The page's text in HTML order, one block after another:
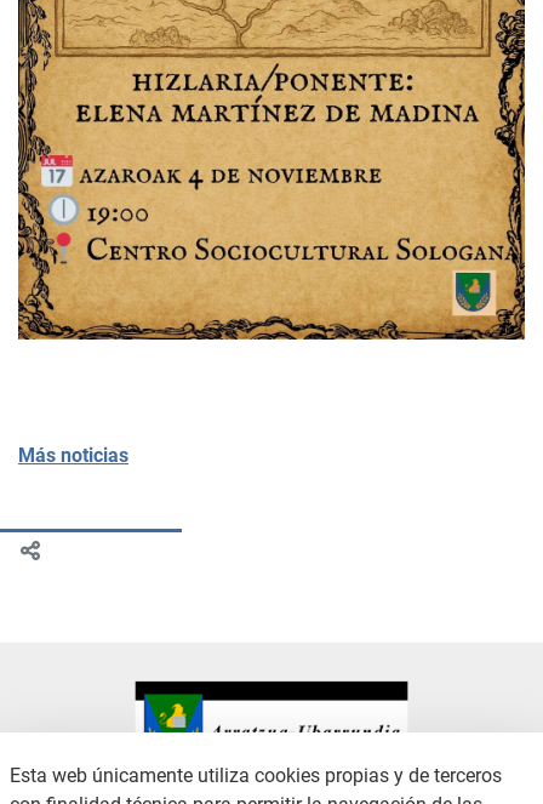
Más noticias
Esta web únicamente utiliza cookies propias y de terceros